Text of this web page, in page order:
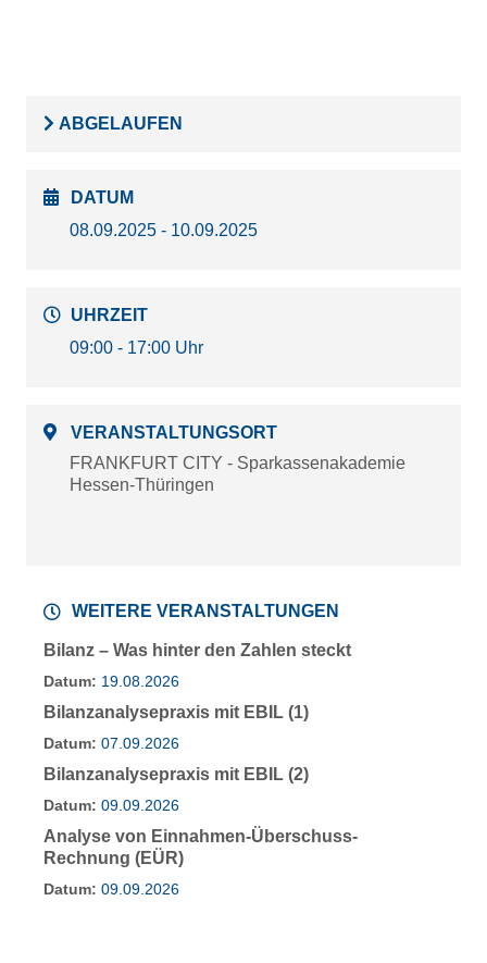
ABGELAUFEN
DATUM
08.09.2025 - 10.09.2025
UHRZEIT
09:00 - 17:00 Uhr
VERANSTALTUNGSORT
FRANKFURT CITY - Sparkassenakademie
Hessen-Thüringen
WEITERE VERANSTALTUNGEN
Bilanz – Was hinter den Zahlen steckt
Datum: 19.08.2026
Bilanzanalysepraxis mit EBIL (1)
Datum: 07.09.2026
Bilanzanalysepraxis mit EBIL (2)
Datum: 09.09.2026
Analyse von Einnahmen-Überschuss-
Rechnung (EÜR)
Datum: 09.09.2026